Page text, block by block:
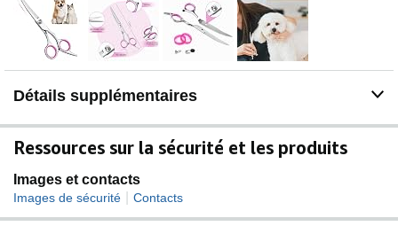
totale de 6 pouces et présentent des arêtes vives, une
durabilité et une finition lisse.
✂【Vis de tension réglable manuellement】Les
Ciseaux de toilette pour chiens peuvent ajuster
nettoyage. L'étanchéité de la lame peut être ajustée en
ou desserrant la vis au centre des ciseaux à fourrure
pour une utilisation facile.
🐶【Spécialement conçu pour votre animal de
compagnie】 Ciseaux toilettage chien est parfait pour
Détails supplémentaires
Ressources sur la sécurité et les produits
Images et contacts
Images de sécurité Contacts